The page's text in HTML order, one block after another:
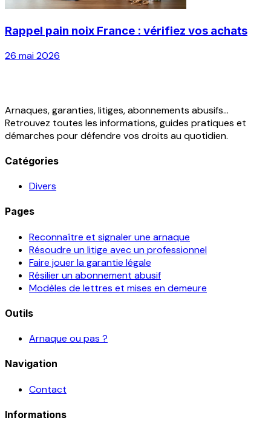
Rappel pain noix France : vérifiez vos achats
26 mai 2026
Arnaques, garanties, litiges, abonnements abusifs...
Retrouvez toutes les informations, guides pratiques et
démarches pour défendre vos droits au quotidien.
Catégories
Divers
Pages
Reconnaître et signaler une arnaque
Résoudre un litige avec un professionnel
Faire jouer la garantie légale
Résilier un abonnement abusif
Modèles de lettres et mises en demeure
Outils
Arnaque ou pas ?
Navigation
Contact
Informations